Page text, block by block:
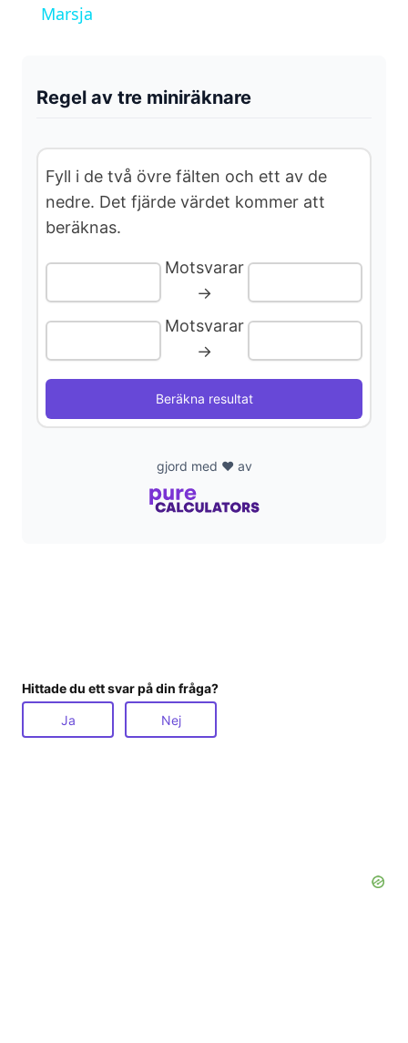
i
e
o
Marsja
Regel av tre miniräknare
Fyll i de två övre fälten och ett av de
nedre. Det fjärde värdet kommer att
beräknas.
Motsvarar
→
Motsvarar
→
Beräkna resultat
gjord med ❤️ av
Hittade du ett svar på din fråga?
Ja Nej